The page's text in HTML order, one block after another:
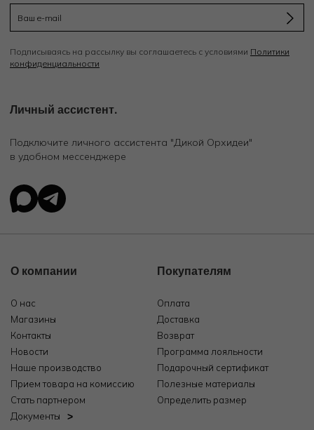
Подписываясь на рассылку вы соглашаетесь с условиями Политики
конфиденциальности
Личный ассистент.
Подключите личного ассистента "Дикой Орхидеи"
в удобном мессенджере
О компании
О нас
Магазины
Контакты
Новости
Наше производство
Прием товара на комиссию
Стать партнером
Документы
Покупателям
Оплата
Доставка
Возврат
Программа лояльности
Подарочный сертификат
Полезные материалы
Определить размер